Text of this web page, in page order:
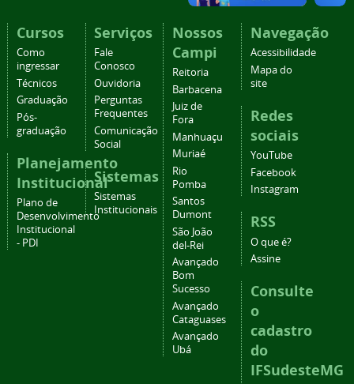
Cursos
Como
ingressar
Técnicos
Graduação
Pós-
graduação
Planejamento
Institucional
Plano de
Desenvolvimento
Institucional
- PDI
Serviços
Fale
Conosco
Ouvidoria
Perguntas
Frequentes
Comunicação
Social
Sistemas
Sistemas
Institucionais
Nossos
Campi
Reitoria
Barbacena
Juiz de
Fora
Manhuaçu
Muriaé
Rio
Pomba
Santos
Dumont
São João
del-Rei
Avançado
Bom
Sucesso
Avançado
Cataguases
Avançado
Ubá
Navegação
Acessibilidade
Mapa do
site
Redes
sociais
YouTube
Facebook
Instagram
RSS
O que é?
Assine
Consulte
o
cadastro
do
IFSudesteMG